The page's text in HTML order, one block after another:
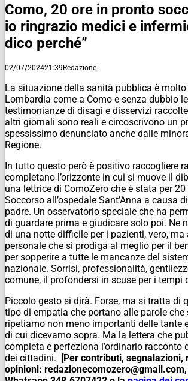
Como, 20 ore in pronto
io ringrazio medici e
dico perché”
02/07/202421:39Redazione
La situazione della sanità pubblica è
Lombardia come a Como e senza dubbio
testimonianze di disagi e disservizi
altri giornali sono reali e circoscrivono un
spessissimo denunciato anche dalle
Regione.
In tutto questo però è positivo raccogliere
completano l’orizzonte in cui si muove il
una lettrice di ComoZero che è stata per
Soccorso all’ospedale Sant’Anna a causa
padre. Un osservatorio speciale che ha
di guardare prima e giudicare solo poi. Ne
di una notte difficile per i pazienti, vero, ma
personale che si prodiga al meglio per il
per sopperire a tutte le mancanze del
nazionale. Sorrisi, professionalità,
comune, il profondersi in scuse per i tempi
Piccolo gesto si dirà. Forse, ma si tratta di
tipo di empatia che portano alle parole che
ripetiamo non meno importanti delle tante
di cui dicevamo sopra. Ma la lettera che
completa e perfeziona l’ordinario racconto
dei cittadini.
[Per contributi, segnalazioni,
opinioni: